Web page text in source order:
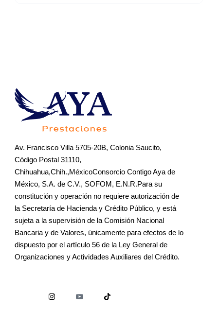
Av. Francisco Villa 5705-20B, Colonia Saucito,
Código Postal 31110,
Chihuahua,Chih.,MéxicoConsorcio Contigo Aya de
México, S.A. de C.V., SOFOM, E.N.R.Para su
constitución y operación no requiere autorización de
la Secretaría de Hacienda y Crédito Público, y está
sujeta a la supervisión de la Comisión Nacional
Bancaria y de Valores, únicamente para efectos de lo
dispuesto por el artículo 56 de la Ley General de
Organizaciones y Actividades Auxiliares del Crédito.